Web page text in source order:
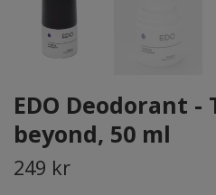
EDO Deodorant
beyond, 50 ml
249 kr